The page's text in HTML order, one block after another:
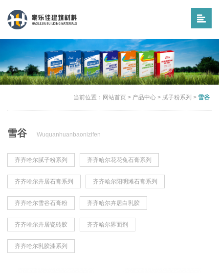
当前位置： 网站首页 > 产品中心 > 腻子粉系列 > 雪谷
雪谷 Wuquanhuanbaonizifen
齐齐哈尔腻子粉系列 齐齐哈尔花花兔石膏系列
齐齐哈尔卉居石膏系列 齐齐哈尔阳明滩石膏系列
齐齐哈尔雪谷石膏粉 齐齐哈尔卉居白乳胶
齐齐哈尔卉居瓷砖胶 齐齐哈尔界面剂
齐齐哈尔乳胶漆系列